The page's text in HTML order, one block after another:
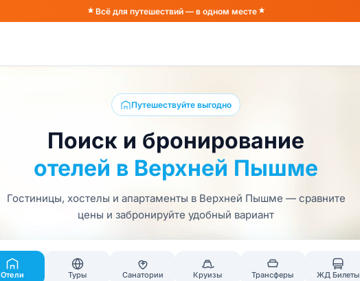
Всё для путешествий — в одном месте
Путешествуйте выгодно
Поиск и бронирование
отелей в Верхней Пышме
Гостиницы, хостелы и апартаменты в Верхней Пышме — сравните
цены и забронируйте удобный вариант
Отели Туры Санатории Круизы Трансферы ЖД Билеты